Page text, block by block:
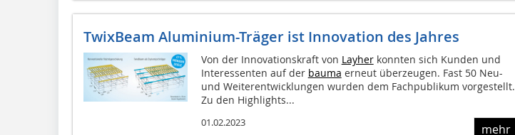
TwixBeam Aluminium-Träger ist Innovation des Jahres
Von der Innovationskraft von Layherkonnten sich Kunden und
Interessenten auf der bauma erneut überzeugen. Fast 50 Neu-
und Weiterentwicklungen wurden dem Fachpublikum vorgestellt.
Zu den Highlights...
01.02.2023 mehr